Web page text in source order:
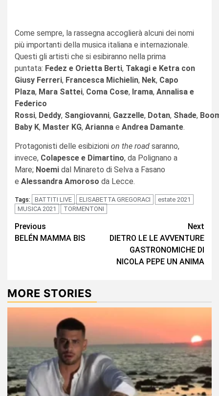
Come sempre, la rassegna accoglierà alcuni dei nomi
più importanti della musica italiana e internazionale.
Questi gli artisti che si esibiranno nella prima
puntata: Fedez e Orietta Berti, Takagi e Ketra con
Giusy Ferreri, Francesca Michielin, Nek, Capo
Plaza, Mara Sattei, Coma Cose, Irama, Annalisa e
Federico
Rossi, Deddy, Sangiovanni, Gazzelle, Dotan, Shade,
Baby K, Master KG, Arianna e Andrea Damante.
Protagonisti delle esibizioni on the road saranno,
invece, Colapesce e Dimartino, da Polignano a
Mare; Noemi dal Minareto di Selva a Fasano
e Alessandra Amoroso da Lecce.
Tags: BATTITI LIVE ELISABETTA GREGORACI
estate 2021
MUSICA 2021
TORMENTONI
Continue
Reading
Previous
BELÉN MAMMA BIS
Next
DIETRO LE LE AVVENTURE
GASTRONOMICHE DI
NICOLA PEPE UN ANIMA
MORE STORIES